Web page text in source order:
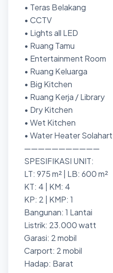
• Teras Belakang
• CCTV
• Lights all LED
• Ruang Tamu
• Entertainment Room
• Ruang Keluarga
• Big Kitchen
• Ruang Kerja / Library
• Dry Kitchen
• Wet Kitchen
• Water Heater Solahart
———————————
SPESIFIKASI UNIT:
LT: 975 m² | LB: 600 m²
KT: 4 | KM: 4
KP: 2 | KMP: 1
Bangunan: 1 Lantai
Listrik: 23.000 watt
Garasi: 2 mobil
Carport: 2 mobil
Hadap: Barat